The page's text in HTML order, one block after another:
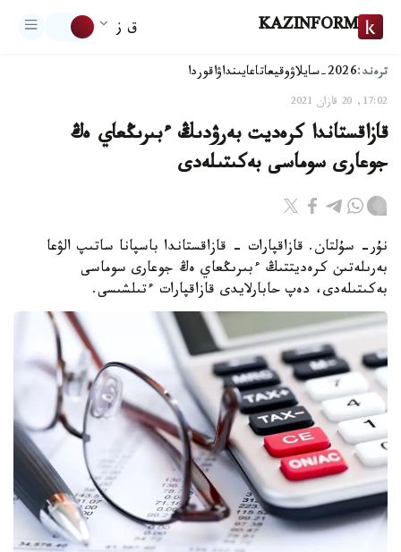
KAZINFORM ق ز
ترەند:2026-سايلاۋ وقيعاتاعايىنداۋاقوردا
17:02, 20 قازان 2021
قازاقستاندا كرەديت بەرۋدىڭ ءبىرىڭعاي ەڭ
جوعارى سوماسى بەكىتىلەدى
نۇر- سۇلتان. قازاقپارات - قازاقستاندا باسپانا ساتىپ الۋعا
بەرىلەتىن كرەديتتىڭ ءبىرىڭعاي ەڭ جوعارى سوماسى
بەكىتىلەدى، دەپ حابارلايدى قازاقپارات ءتىلشىسى.